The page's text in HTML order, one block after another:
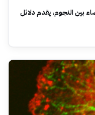
النجوم، يقدم دلائل